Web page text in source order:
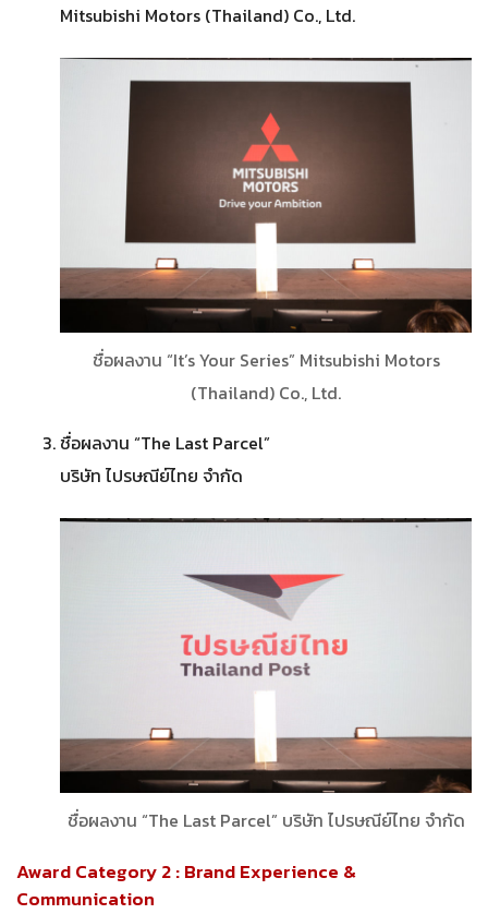
Mitsubishi Motors (Thailand) Co., Ltd.
ชื่อผลงาน “It’s Your Series” Mitsubishi Motors
(Thailand) Co., Ltd.
ชื่อผลงาน “The Last Parcel”
บริษัท ไปรษณีย์ไทย จำกัด
ชื่อผลงาน “The Last Parcel” บริษัท ไปรษณีย์ไทย จำกัด
Award Category 2 : Brand Experience &
Communication